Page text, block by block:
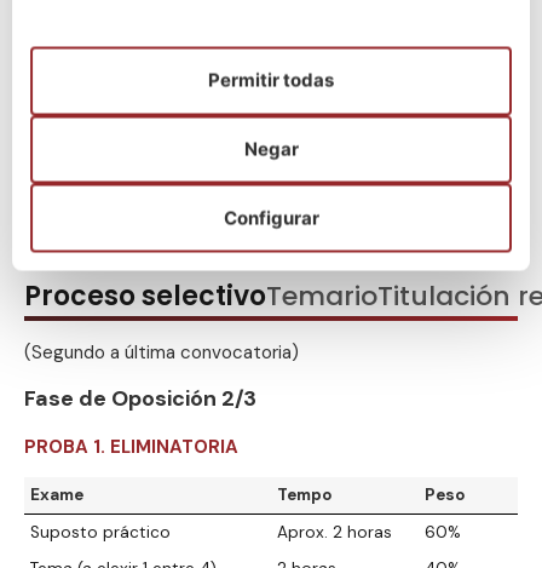
¡Escríbenos por WhatsApp!
Proceso selectivoTemarioTitulación
(Segundo a última convocatoria)
Fase de Oposición 2/3
PROBA 1. ELIMINATORIA
Exame Tempo
Peso
Suposto práctico
Aprox. 2 horas
60%
Configurar
Negar
Permitir todas